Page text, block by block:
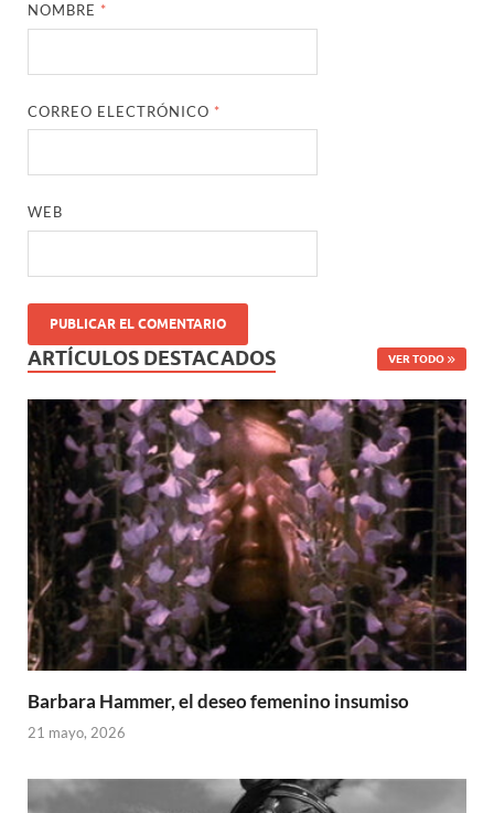
NOMBRE *
CORREO ELECTRÓNICO *
WEB
ARTÍCULOS DESTACADOS VER TODO
Barbara Hammer, el deseo femenino insumiso
21 mayo, 2026